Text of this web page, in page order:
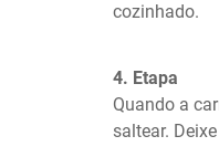
cozinhado.
4. Etapa
Quando a
saltear.